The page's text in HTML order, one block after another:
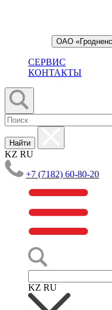
ОАО
СЕРВИС
КОНТАКТЫ
Найти
KZ RU
+7 (7182) 60-80-20
KZ RU